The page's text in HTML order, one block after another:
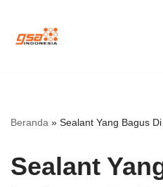
Lompat
Beranda » Sealant Yang Bagus
Sealant